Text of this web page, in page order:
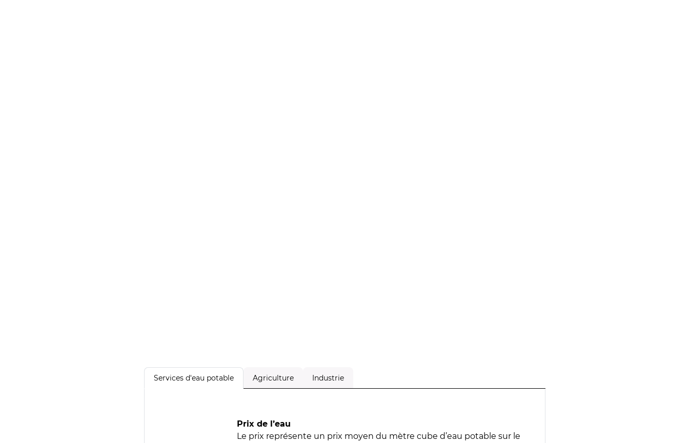
Services d'eau potable Agriculture Industrie
Prix de l’eau
Le prix représente un prix moyen du mètre cube d’eau potable sur le